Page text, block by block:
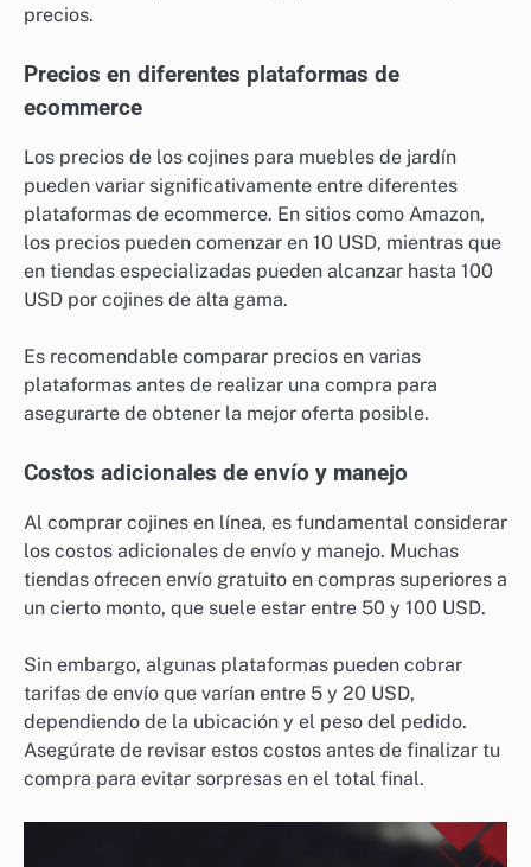
precios.
Precios en diferentes plataformas de
ecommerce
Los precios de los cojines para muebles de jardín
pueden variar significativamente entre diferentes
plataformas de ecommerce. En sitios como Amazon,
los precios pueden comenzar en 10 USD, mientras que
en tiendas especializadas pueden alcanzar hasta 100
USD por cojines de alta gama.
Es recomendable comparar precios en varias
plataformas antes de realizar una compra para
asegurarte de obtener la mejor oferta posible.
Costos adicionales de envío y manejo
Al comprar cojines en línea, es fundamental considerar
los costos adicionales de envío y manejo. Muchas
tiendas ofrecen envío gratuito en compras superiores a
un cierto monto, que suele estar entre 50 y 100 USD.
Sin embargo, algunas plataformas pueden cobrar
tarifas de envío que varían entre 5 y 20 USD,
dependiendo de la ubicación y el peso del pedido.
Asegúrate de revisar estos costos antes de finalizar tu
compra para evitar sorpresas en el total final.